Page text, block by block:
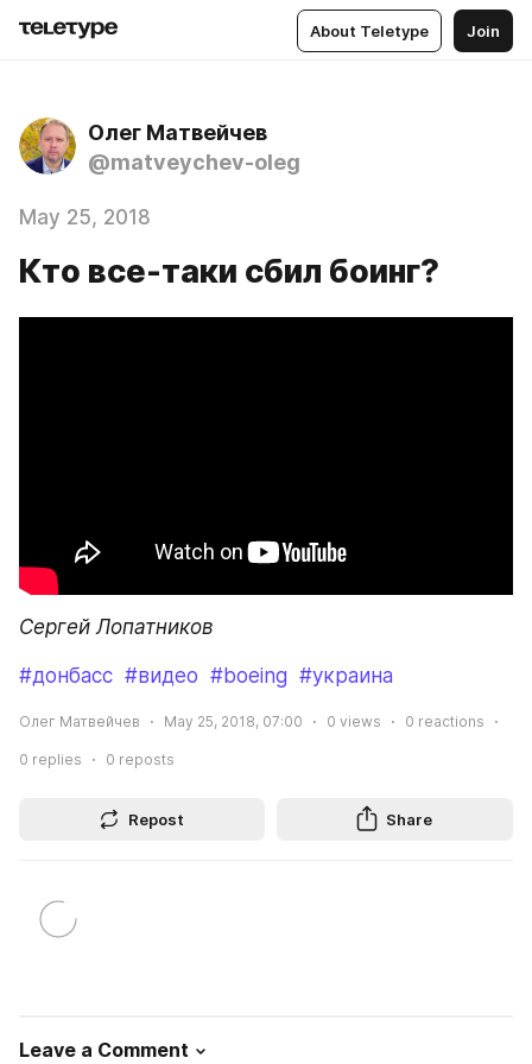
About Teletype Join
Олег Матвейчев
@matveychev-oleg
May 25, 2018
Кто все-таки сбил боинг?
Сергей Лопатников
#донбасс #видео #boeing #украина
Олег Матвейчев May 25, 2018, 07:00 0 views 0 reactions
0 replies 0 reposts
Repost Share
Leave a Comment